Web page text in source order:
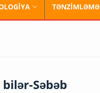
TƏNZİMLƏMƏ
Səbəb